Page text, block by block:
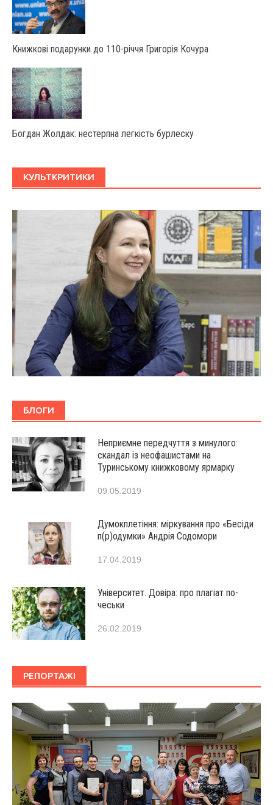
Книжкові подарунки до 110-річчя Григорія Кочура
Богдан Жолдак: нестерпна легкість бурлеску
КУЛЬТКРИТИКИ
БЛОГИ
Неприємне передчуття з минулого:
скандал із неофашистами на
Туринському книжковому ярмарку
09.05.2019
Думокплетіння: міркування про «Бесіди
п(р)одумки» Андрія Содомори
17.04.2019
Університет. Довіра: про плагіат по-
чеськи
26.02.2019
РЕПОРТАЖІ